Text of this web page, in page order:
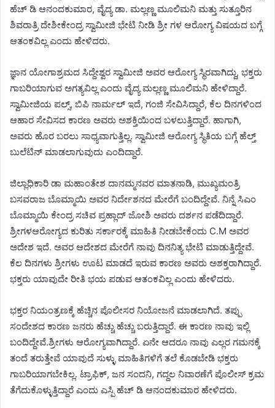
ಹೆಚ್ ಡಿ ಆನಂದಕುಮಾರ, ವೈದ್ಯ ಡಾ. ಮಲ್ಲಣ್ಣ ಮೂಲಿಮನಿ ಮತ್ತು ಸುತ್ತೂರಿನ
ಶಿವರಾತ್ರಿ ದೇಶೀಕೇಂದ್ರ ಸ್ವಾಮೀಜಿ ಭೇಟಿ ನೀಡಿ ಶ್ರೀ ಗಳ ಆರೋಗ್ಯ ವಿಷಯದ ಬಗ್ಗೆ
ಆತಂಕವಿಲ್ಲ ಎಂದು ಹೇಳಿದರು.
ಜ್ಞಾನ ಯೋಗಾಶ್ರಮದ ಸಿದ್ದೇಶ್ವರ ಸ್ವಾಮೀಜಿ ಅವರ ಆರೋಗ್ಯ ಸ್ಥಿರವಾಗಿದ್ದು, ಭಕ್ತರು
ಗಾಬರಿಯಾಗುವ ಅಗತ್ಯವಿಲ್ಲ ಎಂದು ವೈದ್ಯ ಮಲ್ಲಣ್ಣ ಮೂಲಿಮನಿ ಹೇಳಿದ್ದಾರೆ.
ಸ್ವಾಮೀಜಿಯ ಪಲ್ಸ್, ಬಿಪಿ ನಾರ್ಮಲ್ ಇದೆ, ಗಂಜಿ ಸೇವಿಸಿದ್ದಾರೆ, ಕೆಲ ದಿನಗಳಿಂದ
ಆಹಾರ ಸೇವಿಸದ ಕಾರಣ ಅವರು ಅಶಕ್ತಿಯಿಂದ ಬಳಲುತ್ತಿದ್ದಾರೆ. ಹಾಗಾಗಿ,
ಅವರು ಹೊರ ಬರಲು ಸಾಧ್ಯವಾಗುತ್ತಿಲ್ಲ. ಸ್ವಾಮೀಜಿ ಆರೋಗ್ಯ ಸ್ಥಿತಿಯ ಬಗ್ಗೆ ಹೆಲ್ತ್‌
ಬುಲೆಟಿನ್ ಮಾಡಲಾಗುವುದು ಎಂದಿದ್ದಾರೆ.
ಜಿಲ್ಲಾಧಿಕಾರಿ ಡಾ ಮಹಾಂತೇಶ ದಾನಮ್ಮನವರ ಮಾತನಾಡಿ, ಮುಖ್ಯಮಂತ್ರಿ
ಬಸವರಾಜ ಬೊಮ್ಮಾಯಿ ಅವರ ನಿರ್ದೇಶನದ ಮೇರೆಗೆ ಬಂದಿದ್ದೇವೆ. ನಿನ್ನೆ ಸಿಎಂ
ಬೊಮ್ಮಾಯಿ ಕೇಂದ್ರ ಸಚಿವ ಪ್ರಹ್ಲಾದ್ ಜೋಶಿ ಅವರು ದರ್ಶನ ಪಡೆದಿದ್ದಾರೆ.
ಶ್ರೀಗಳ‌ಆರೋಗ್ಯದ ಕುರಿತು ಸರ್ಕಾರಕ್ಕೆ ಮಾಹಿತಿ ನೀಡಬೇಕೆಂದು C.M ಅವರ
ಅದೇಶ ಇದೆ. ಅವರ ಆದೇಶದ ಮೇರೆಗೆ ನಾವು ‌ದಿನನಿತ್ಯ ಭೇಟಿ ಮಾಡುತ್ತಿದ್ದೇವೆ.
ಕೆಲ ದಿನಗಳು ಶ್ರೀಗಳು ಊಟ ಮಾಡದೆ ಇರುವ ಕಾರಣ ಅವರು ಅಶಕ್ತರಾಗಿದ್ದಾರೆ.
ಭಕ್ತರು ಯಾವುದೇ ರೀತಿ ಭಯ ಪಡುವ ಆತಂಕವಿಲ್ಲ ಎಂದು ಹೇಳಿದರು.
ಭಕ್ತರ ನಿಯಂತ್ರಣಕ್ಕೆ ಹೆಚ್ಚಿನ ಪೊಲೀಸರ ನಿಯೋಜನೆ ಮಾಡಲಾಗಿದೆ. ತಪ್ಪು
ಸಂದೇಶದ ಕಾರಣ ಜನರು ಹೆಚ್ಚು ಹೆಚ್ಚು ಬರುತ್ತಿದ್ದಾರೆ. ಈ ಕಾರಣ ನಾವು ಇಲ್ಲಿ
ಬಂದಿದ್ದೇವೆ.ಶ್ರೀಗಳು ಆರೋಗ್ಯವಾಗಿದ್ದಾರೆ. ಏನೇ ಆದರೂ ನಾವು ಎಲ್ಲರ ಗಮನಕ್ಕೆ
ತಂದೆ ತರುತ್ತೇವೆ ಯಾವುದೆ ಸುಳ್ಳು ಮಾಹಿತಿಗಳಿಗೆ ತಲೆ ಕೊಡಬೇಡಿ ಭಕ್ತರು
ಗಾಬರಿಯಾಗಬೇಕಿಲ್ಲ. ಟ್ರಾಫಿಕ್, ಜನ ಸಂದನಿ, ಗದ್ದಲ ನಿವಾರಣೆಗೆ ಪೊಲೀಸ್ ಕ್ರಮ
ತೆಗೆದುಕೊಳ್ಳುತ್ತಿದ್ದಾರೆ ಎಂದು ಎಸ್ಪಿ ಹೆಚ್ ಡಿ ಆನಂದಕುಮಾರ ಹೇಳಿದರು.